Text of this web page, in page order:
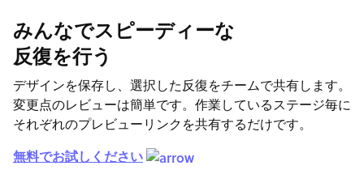
みんなでスピーディーな
反復を行う
デザインを保存し、選択した反復をチームで共有します。
変更点のレビューは簡単です。作業しているステージ毎に
それぞれのプレビューリンクを共有するだけです。
無料でお試しください